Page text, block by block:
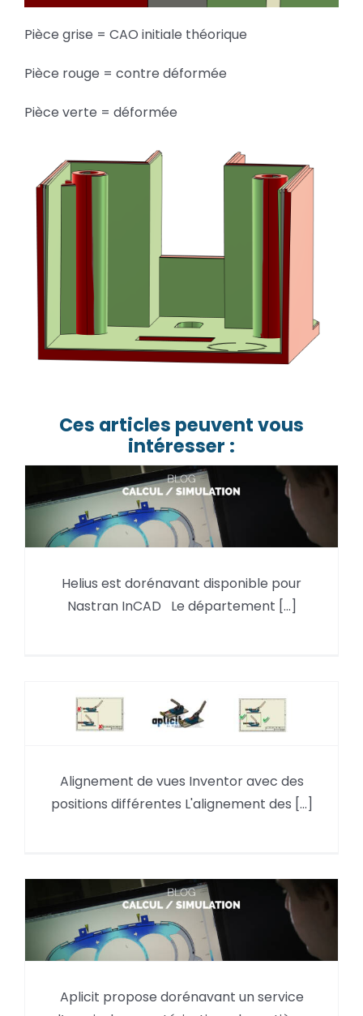
Pièce grise = CAO initiale théorique
Pièce rouge = contre déformée
Pièce verte = déformée
Ces articles peuvent vous
intéresser :
Helius est dorénavant
disponible pour Nastran InCAD
Helius est dorénavant disponible pour
Nastran InCAD Le département [...]
avec des positions différentes
Alignement de vues Inventor avec des
positions différentes L'alignement des [...]
service d’essais de
Aplicit propose dorénavant un service